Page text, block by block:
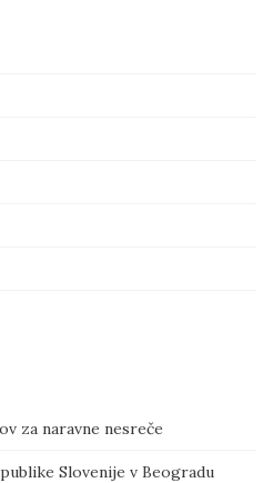
za naravne nesreče
Slovenije v Beogradu